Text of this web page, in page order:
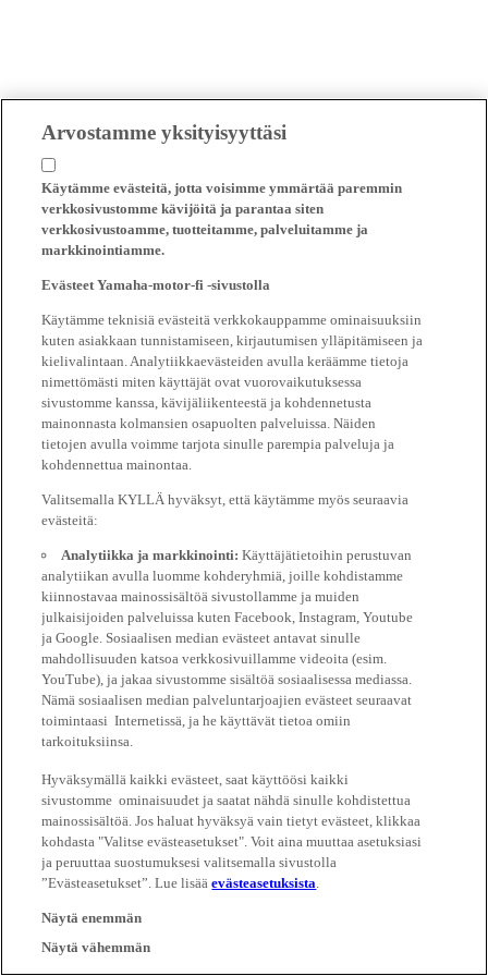
Arvostamme yksityisyyttäsi
Käytämme evästeitä, jotta voisimme ymmärtää paremmin
verkkosivustomme kävijöitä ja parantaa siten
verkkosivustoamme, tuotteitamme, palveluitamme ja
markkinointiamme.
Evästeet Yamaha-motor-fi -sivustolla
Käytämme teknisiä evästeitä verkkokauppamme ominaisuuksiin
kuten asiakkaan tunnistamiseen, kirjautumisen ylläpitämiseen ja
kielivalintaan. Analytiikkaevästeiden avulla keräämme tietoja
nimettömästi miten käyttäjät ovat vuorovaikutuksessa
sivustomme kanssa, kävijäliikenteestä ja kohdennetusta
mainonnasta kolmansien osapuolten palveluissa. Näiden
tietojen avulla voimme tarjota sinulle parempia palveluja ja
kohdennettua mainontaa.
Valitsemalla KYLLÄ hyväksyt, että käytämme myös seuraavia
evästeitä:
Analytiikka ja markkinointi:Käyttäjätietoihin perustuvan
analytiikan avulla luomme kohderyhmiä, joille kohdistamme
kiinnostavaa mainossisältöä sivustollamme ja muiden
julkaisijoiden palveluissa kuten Facebook, Instagram, Youtube
ja Google. Sosiaalisen median evästeet antavat sinulle
mahdollisuuden katsoa verkkosivuillamme videoita (esim.
YouTube), ja jakaa sivustomme sisältöä sosiaalisessa mediassa.
Nämä sosiaalisen median palveluntarjoajien evästeet seuraavat
toimintaasi Internetissä, ja he käyttävät tietoa omiin
tarkoituksiinsa.
Hyväksymällä kaikki evästeet, saat käyttöösi kaikki
sivustomme ominaisuudet ja saatat nähdä sinulle kohdistettua
mainossisältöä. Jos haluat hyväksyä vain tietyt evästeet, klikkaa
kohdasta "Valitse evästeasetukset". Voit aina muuttaa asetuksiasi
ja peruuttaa suostumuksesi valitsemalla sivustolla
”Evästeasetukset”. Lue lisääevästeasetuksista
Näytä enemmän
Näytä vähemmän